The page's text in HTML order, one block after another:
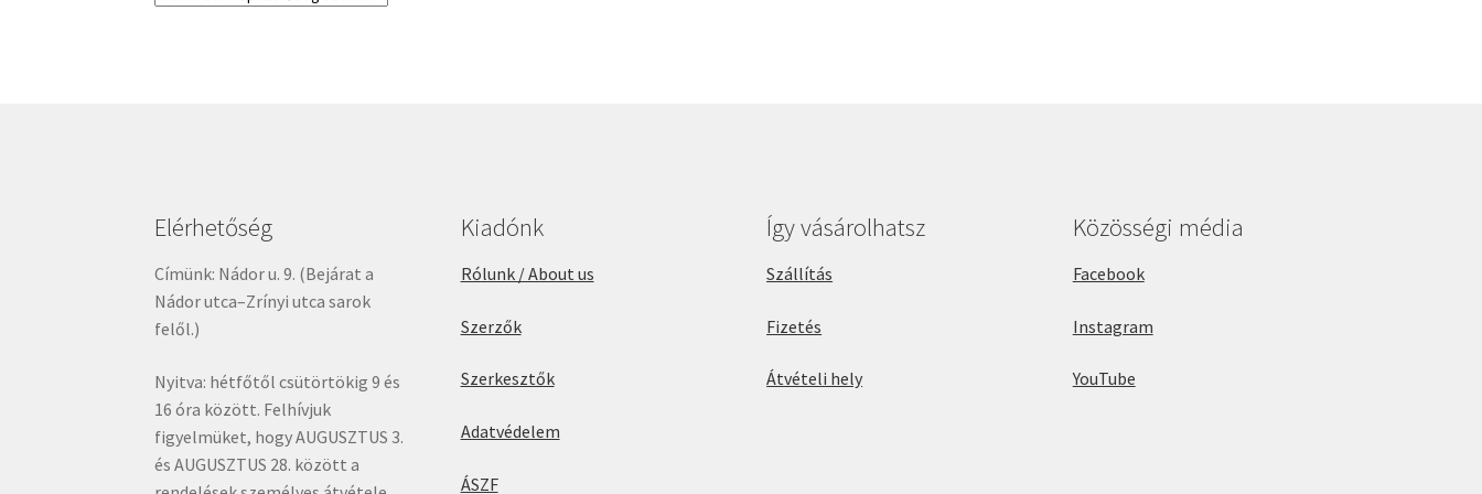
Elérhetőség
Címünk: Nádor u. 9. (Bejárat a
Nádor utca–Zrínyi utca sarok
felől.)
Nyitva: hétfőtől csütörtökig 9 és
16 óra között. Felhívjuk
figyelmüket, hogy AUGUSZTUS 3.
és AUGUSZTUS 28. között a
Kiadónk
Rólunk / About us
Szerzők
Szerkesztők
Adatvédelem
ÁSZF
Így vásárolhatsz
Szállítás
Fizetés
Átvételi hely
Közösségi média
Facebook
Instagram
YouTube